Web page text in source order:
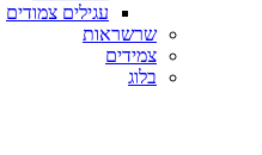
עגילים צמודים
שרשראות
צמידים
בלוג